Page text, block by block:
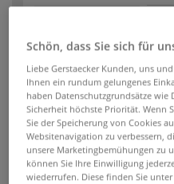
Auswahl
6,35 €
Schön, dass Sie sich für
Liebe Gerstaecker Kunden, uns
Ihnen ein rundum gelungenes
haben Datenschutzgrundsätze wie
Sicherheit höchste Priorität. Wenn
Sie der Speicherung von Cookies
Websitenavigation zu verbessern,
unsere Marketingbemühungen zu
können Sie Ihre Einwilligung
wiederrufen. Diese finden Sie unter